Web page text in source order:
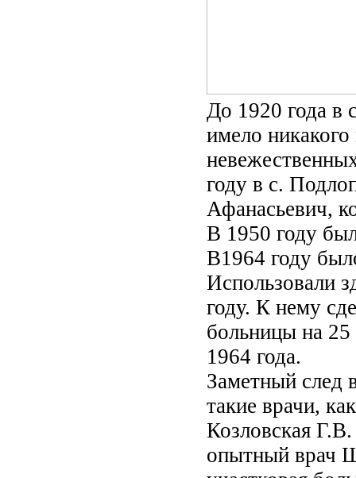
До 1920 года в
имело
году в с.
Афанасьевич,
В 1950 году
В1964 году
Использовали
году. К нему
больницы на 25
1964 года.
Заметный след
такие врачи,
Козловская
опытный врач